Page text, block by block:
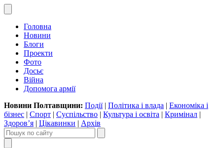
Головна
Новини
Блоги
Проекти
Фото
Досьє
Війна
Допомога армії
Новини Полтавщини: Події| Політика і влада | Економіка і
бізнес | Спорт | Суспільство | Культура і освіта | Кримінал |
Здоров’я | Цікавинки | Архів